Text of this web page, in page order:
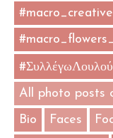
All photo posts
Bio
Faces